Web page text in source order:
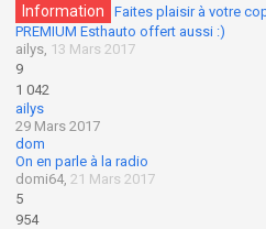
Information
Faites plaisir à votre
PREMIUM Esthauto offert aussi :)
ailys, 13 Mars 2017
9
1 042
ailys
29 Mars 2017
dom
On en parle à la radio
domi64,21 Mars 2017
5
954